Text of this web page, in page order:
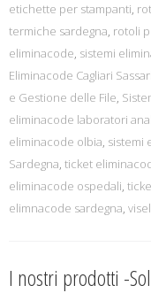
etichette per stampanti,
termiche sardegna, rotoli
eliminacode, sistemi
Eliminacode Cagliari
e Gestione delle File,
eliminacode laboratori
eliminacode olbia, sistemi
Sardegna, ticket
eliminacode ospedali,
elimnacode sardegna, visel
I nostri prodotti -